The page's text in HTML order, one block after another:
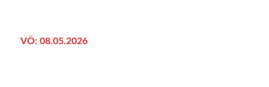
VÖ: 08.05.2026